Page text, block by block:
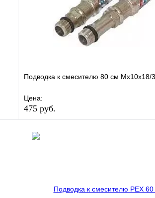
Подводка к смесителю 80 см Мх10х18/
Цена:
475 руб.
Купить в 1 клик